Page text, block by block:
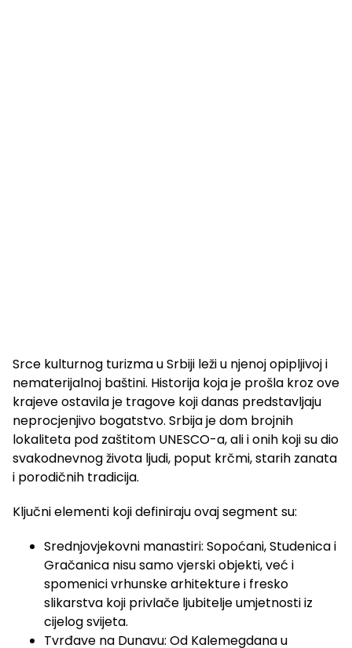
Srce kulturnog turizma u Srbiji leži u njenoj opipljivoj i
nematerijalnoj baštini. Historija koja je prošla kroz ove
krajeve ostavila je tragove koji danas predstavljaju
neprocjenjivo bogatstvo. Srbija je dom brojnih
lokaliteta pod zaštitom UNESCO-a, ali i onih koji su dio
svakodnevnog života ljudi, poput krčmi, starih zanata
i porodičnih tradicija.
Ključni elementi koji definiraju ovaj segment su:
Srednjovjekovni manastiri: Sopoćani, Studenica i
Gračanica nisu samo vjerski objekti, već i
spomenici vrhunske arhitekture i fresko
slikarstva koji privlače ljubitelje umjetnosti iz
cijelog svijeta.
Tvrđave na Dunavu: Od Kalemegdana u